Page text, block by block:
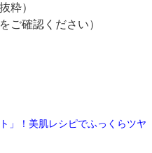
粋）
ご確認ください）
」！美肌レシピでふっくらツヤ